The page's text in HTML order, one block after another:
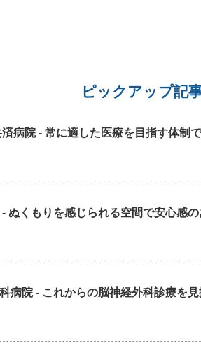
ピックアップ記
済病院 - 常に適した医療を目指す体制
- ぬくもりを感じられる空間で安心感
病院 - これからの脳神経外科診療を